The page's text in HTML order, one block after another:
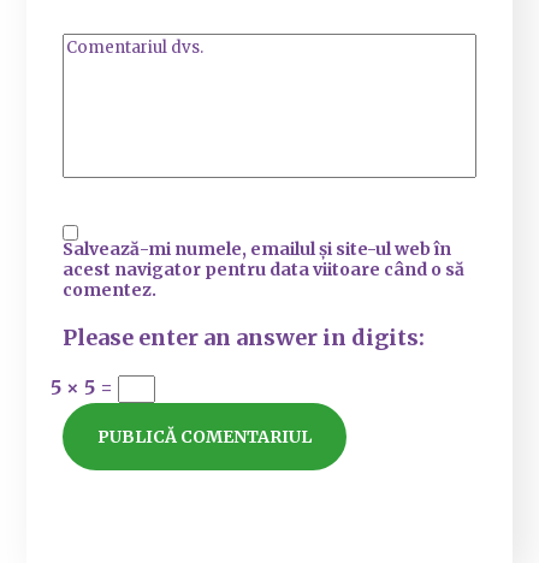
Salvează-mi numele, emailul și site-ul web în
acest navigator pentru data viitoare când o să
comentez.
Please enter an answer in digits:
5 × 5 =